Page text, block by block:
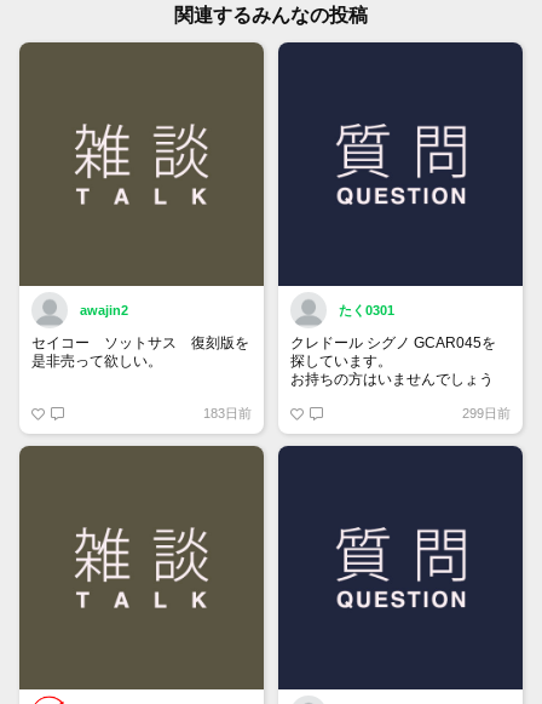
関連するみんなの投稿
awajin2
セイコー ソットサス 復刻版を
是非売って欲しい。
183日前
たく0301
クレドール シグノ GCAR045を
探しています。
お持ちの方はいませんでしょう
299日前